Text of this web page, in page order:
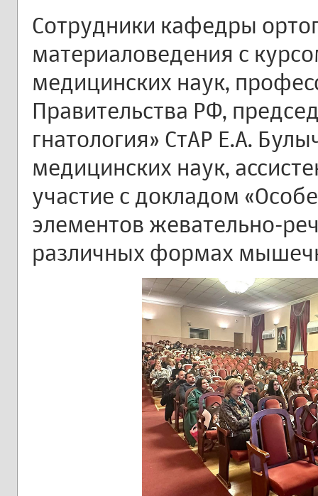
Сотрудники кафедры
материаловедения с
медицинских наук,
Правительства РФ,
гнатология» СтАР Е.А.
медицинских наук,
участие с докладом
элементов жевательно-
различных формах